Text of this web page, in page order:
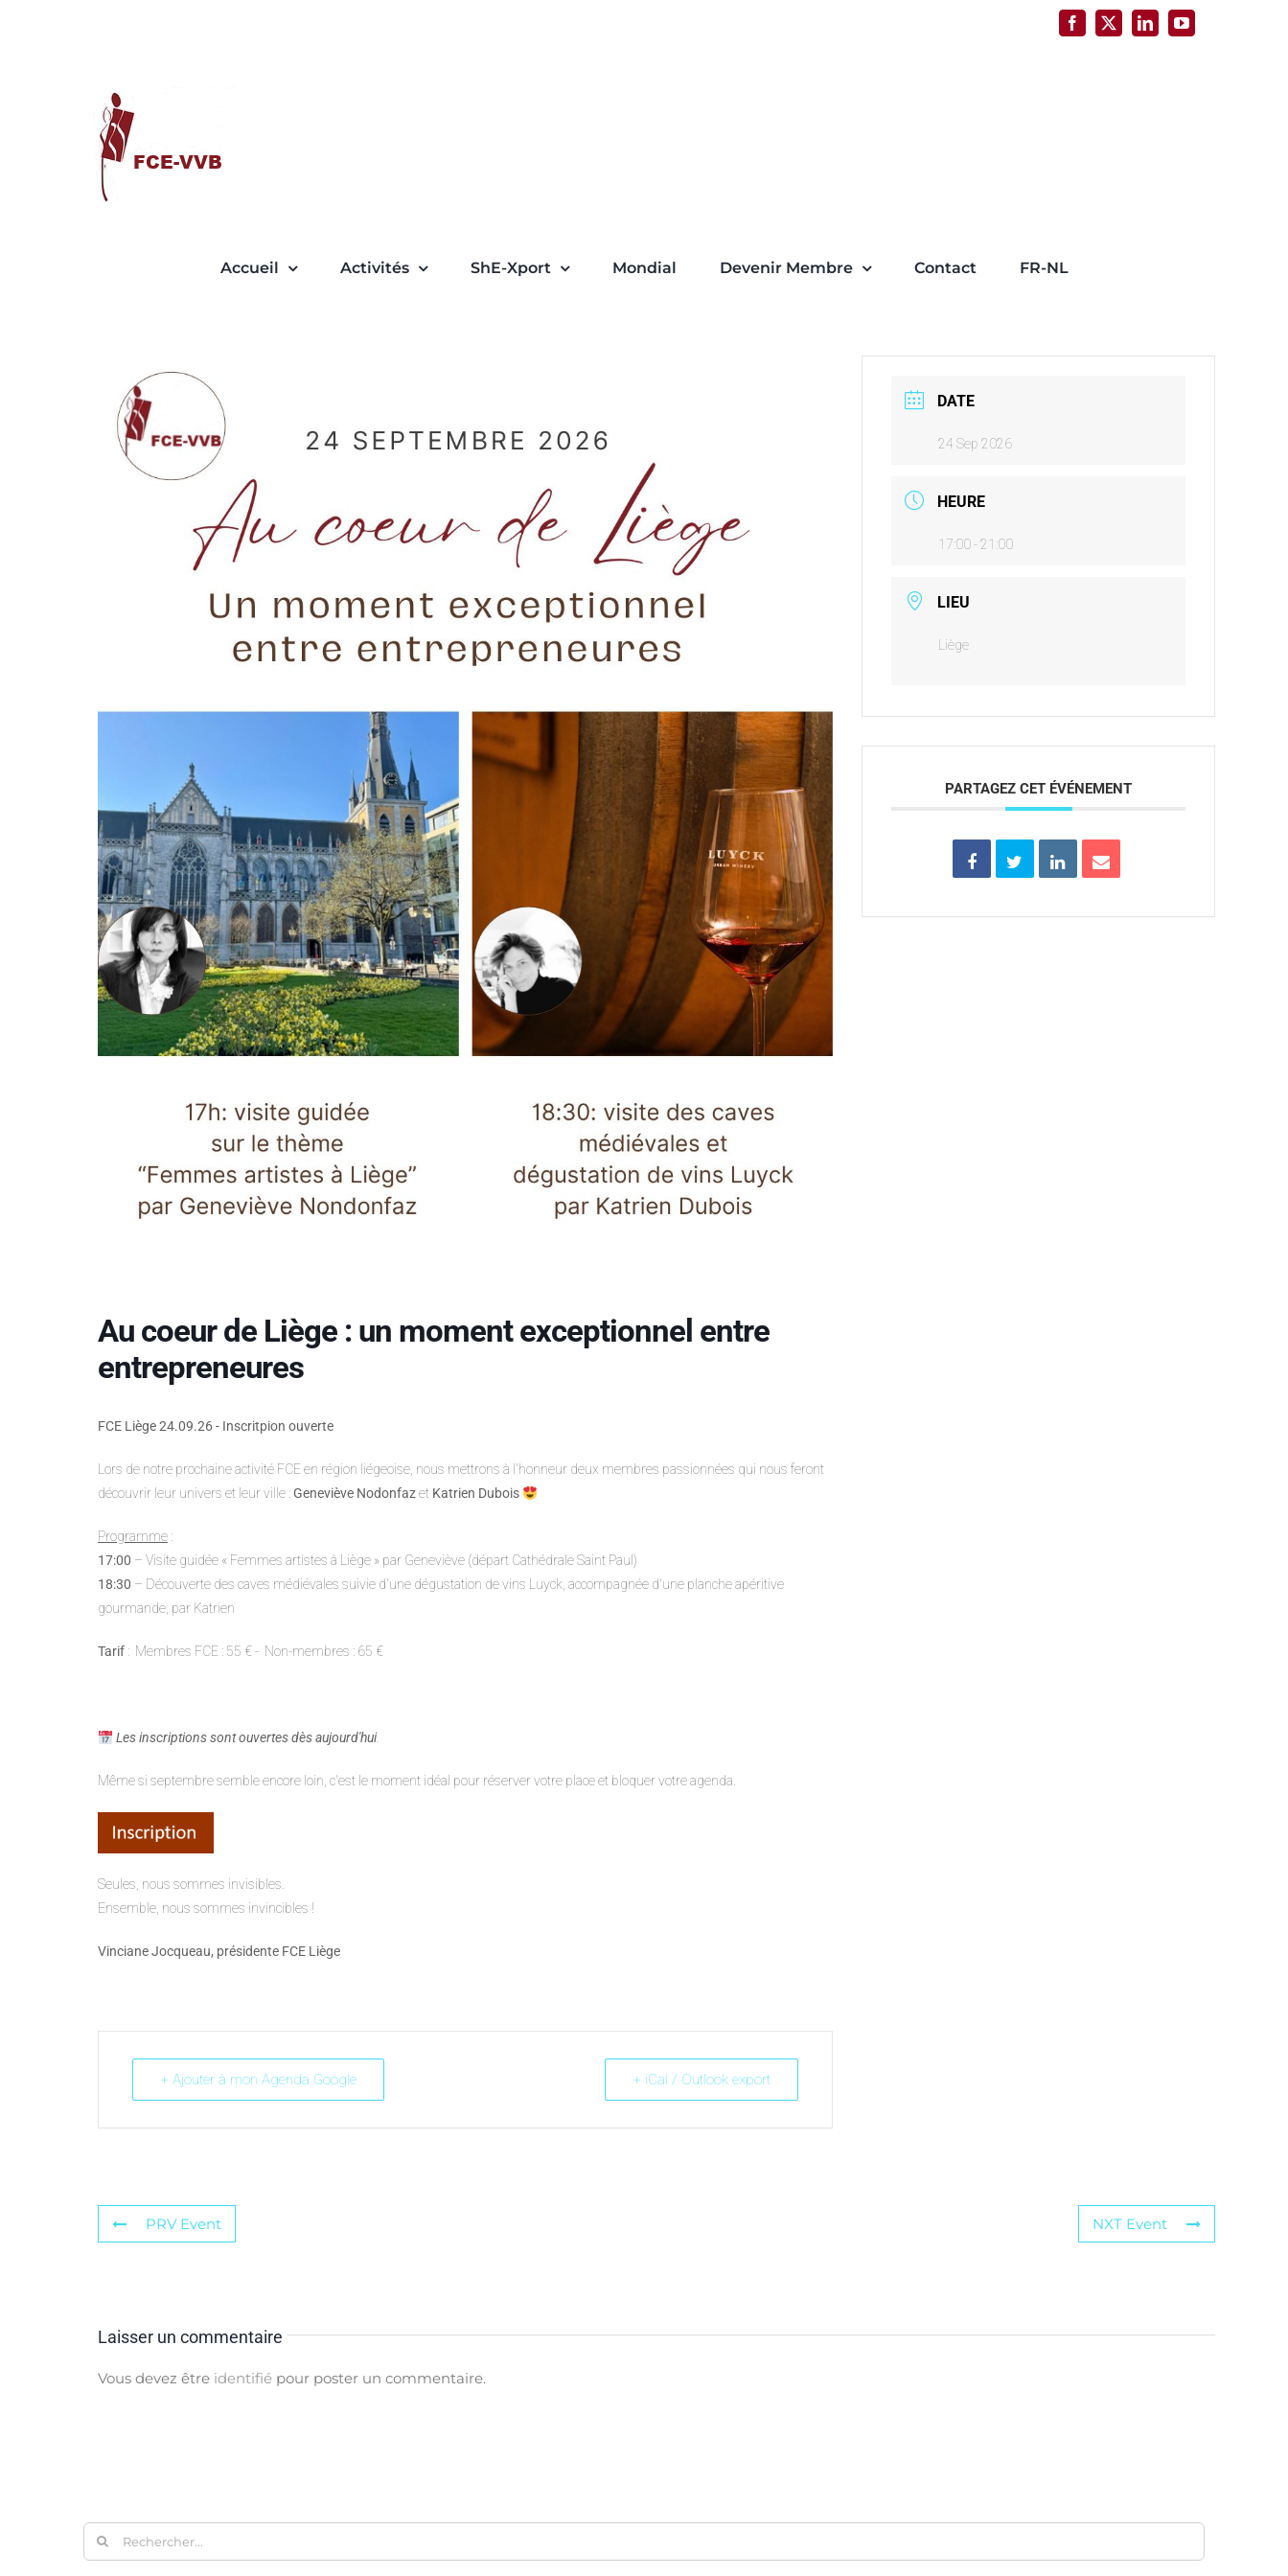
Facebook
X LinkedInYouTube
Accueil Activités ShE-Xport Mondial Devenir Membre Contact FR-NL
Au coeur de Liège : un moment exceptionnel entre
entrepreneures
FCE Liège 24.09.26 - Inscritpion ouverte
Lors de notre prochaine activité FCE en région liégeoise, nous mettrons à l'honneur deux membres passionnées qui nous feront
découvrir leur univers et leur ville :Geneviève Nodonfazet Katrien Dubois
Programme :
17:00 – Visite guidée « Femmes artistes à Liège » par Geneviève (départ Cathédrale Saint Paul)
18:30 – Découverte des caves médiévales suivie d'une dégustation de vins Luyck, accompagnée d'une planche apéritive
gourmande, par Katrien
Tarif : Membres FCE : 55 € - Non-membres : 65 €
Les inscriptions sont ouvertes dès aujourd'hui.
Même si septembre semble encore loin, c'est le moment idéal pour réserver votre place et bloquer votre agenda.
Seules, nous sommes invisibles.
Ensemble, nous sommes invincibles !
Vinciane Jocqueau, présidente FCE Liège
+ Ajouter à mon Agenda Google + iCal / Outlook export
DATE
24 Sep 2026
HEURE
17:00 - 21:00
LIEU
Liège
PARTAGEZ CET ÉVÉNEMENT
PRV Event NXT Event
Laisser un commentaire
Vous devez être identifié pour poster un commentaire.
Rechercher: